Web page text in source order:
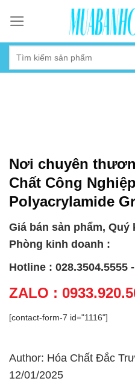
content
Nơi chuyên
Chất Công
Polyacrylamide
Giá bán sản phẩm,
Phòng kinh doanh :
Hotline : 028.3504.5555
ZALO :
[contact-form-7 id="1116"]
Author: Hóa Chất Đắc
12/01/2025